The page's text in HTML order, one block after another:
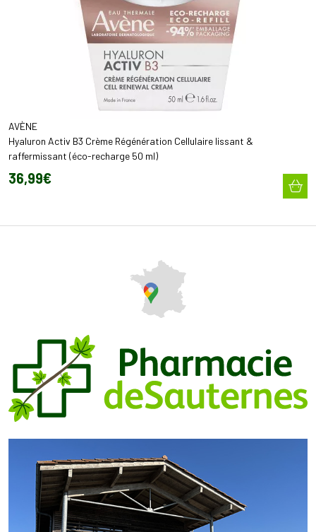
AVÈNE
Hyaluron Activ B3 Crème Régénération Cellulaire lissant &
raffermissant (éco-recharge 50 ml)
36,99€